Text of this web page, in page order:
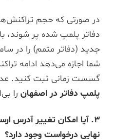
در صورتی که حجم
دفاتر پلمپ شده پر شوند،
جدید (دفاتر متمم) را در
شما اجازه می‌دهد ادامه
گسست زمانی ثبت کنید. عدم
پلمپ دفاتر در اصفهانرا
۳. آیا امکان تغییر آدرس
نهایی درخواست وجود دارد؟